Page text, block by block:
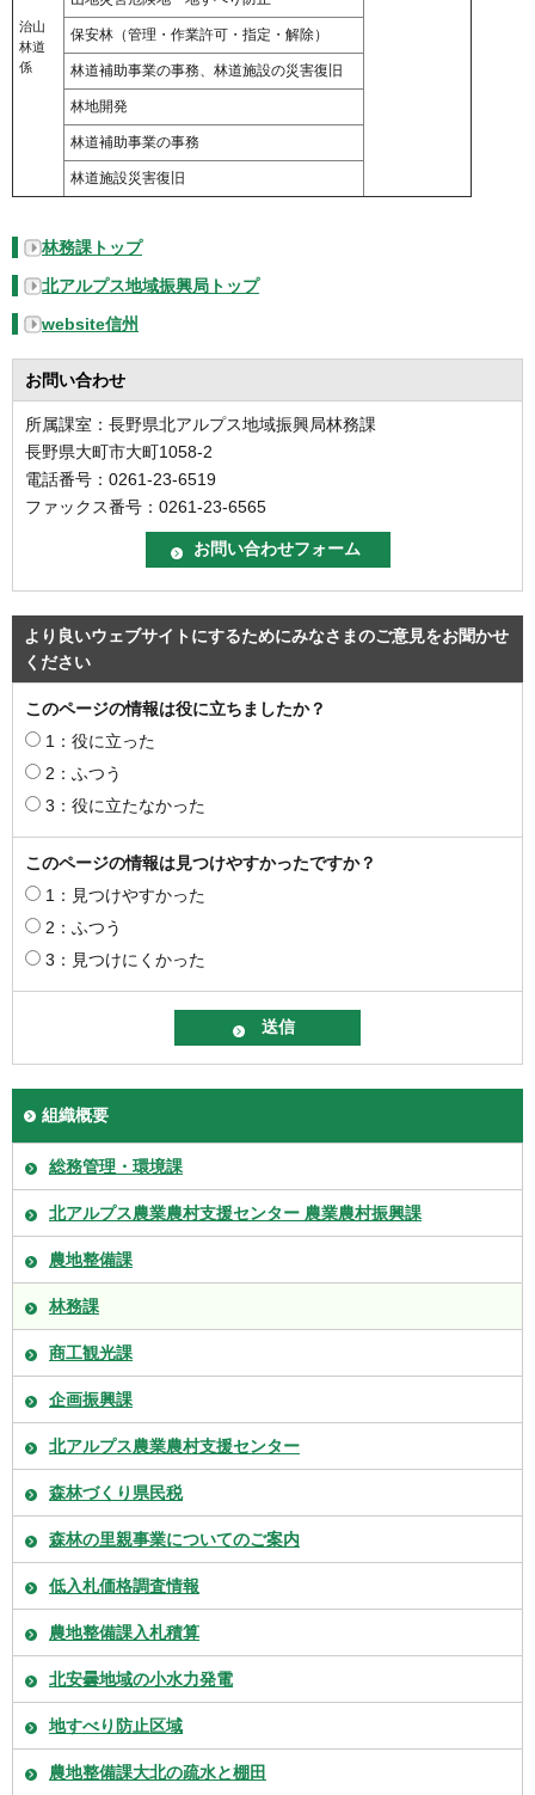
治山
林道
係
保安林（管理・作業許可・指定・解除）
林道補助事業の事務、林道施設の災害復旧
林地開発
林道補助事業の事務
林道施設災害復旧
林務課トップ
北アルプス地域振興局トップ
website信州
お問い合わせ
所属課室：長野県北アルプス地域振興局林務課
長野県大町市大町1058-2
電話番号：0261-23-6519
ファックス番号：0261-23-6565
より良いウェブサイトにするためにみなさまのご意見をお聞かせ
ください
このページの情報は役に立ちましたか？
1：役に立った
2：ふつう
3：役に立たなかった
このページの情報は見つけやすかったですか？
1：見つけやすかった
2：ふつう
3：見つけにくかった
組織概要
総務管理・環境課
北アルプス農業農村支援センター 農業農村振興課
農地整備課
林務課
商工観光課
企画振興課
北アルプス農業農村支援センター
森林づくり県民税
森林の里親事業についてのご案内
低入札価格調査情報
農地整備課入札積算
北安曇地域の小水力発電
地すべり防止区域
農地整備課大北の疏水と棚田